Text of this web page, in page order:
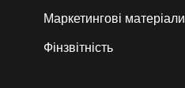
Маркетингові матеріали
Фінзвітність